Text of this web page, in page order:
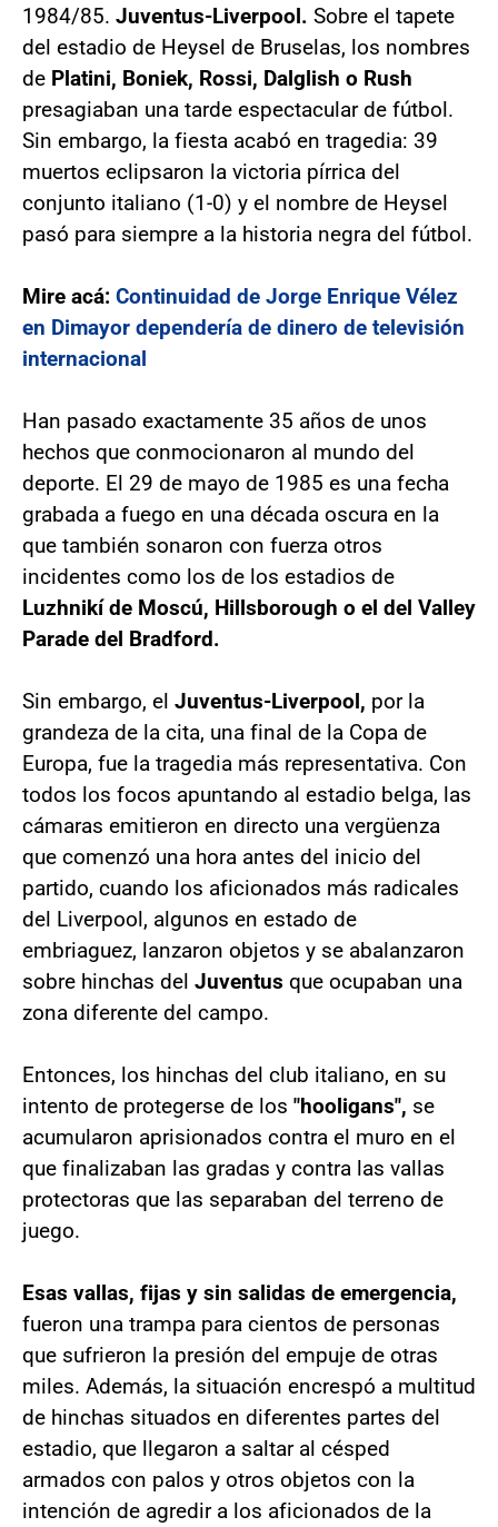
1984/85. Juventus-Liverpool. Sobre el tapete
del estadio de Heysel de Bruselas, los nombres
de Platini, Boniek, Rossi, Dalglish o Rush
presagiaban una tarde espectacular de fútbol.
Sin embargo, la fiesta acabó en tragedia: 39
muertos eclipsaron la victoria pírrica del
conjunto italiano (1-0) y el nombre de Heysel
pasó para siempre a la historia negra del fútbol.
Mire acá: Continuidad de Jorge Enrique Vélez
en Dimayor dependería de dinero de televisión
internacional
Han pasado exactamente 35 años de unos
hechos que conmocionaron al mundo del
deporte. El 29 de mayo de 1985 es una fecha
grabada a fuego en una década oscura en la
que también sonaron con fuerza otros
incidentes como los de los estadios de
Luzhnikí de Moscú, Hillsborough o el del Valley
Parade del Bradford.
Sin embargo, el Juventus-Liverpool, por la
grandeza de la cita, una final de la Copa de
Europa, fue la tragedia más representativa. Con
todos los focos apuntando al estadio belga, las
cámaras emitieron en directo una vergüenza
que comenzó una hora antes del inicio del
partido, cuando los aficionados más radicales
del Liverpool, algunos en estado de
embriaguez, lanzaron objetos y se abalanzaron
sobre hinchas del Juventus que ocupaban una
zona diferente del campo.
Entonces, los hinchas del club italiano, en su
intento de protegerse de los "hooligans", se
acumularon aprisionados contra el muro en el
que finalizaban las gradas y contra las vallas
protectoras que las separaban del terreno de
juego.
Esas vallas, fijas y sin salidas de emergencia,
fueron una trampa para cientos de personas
que sufrieron la presión del empuje de otras
miles. Además, la situación encrespó a multitud
de hinchas situados en diferentes partes del
estadio, que llegaron a saltar al césped
armados con palos y otros objetos con la
intención de agredir a los aficionados de la